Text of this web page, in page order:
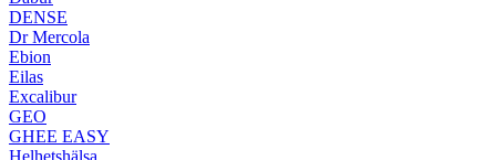
DENSE
Dr Mercola
Ebion
Eilas
Excalibur
GEO
GHEE EASY
Helhetshälsa